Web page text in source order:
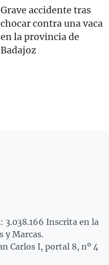
Grave accidente tras
chocar contra una vaca
en la provincia de
Badajoz
3.038.166 Inscrita en la
y Marcas.
Carlos I, portal 8, nº 4